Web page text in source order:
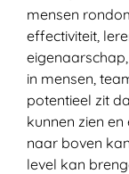
mensen
effectiviteit,
in mensen,
potentieel zit
kunnen zien
naar boven
level kan